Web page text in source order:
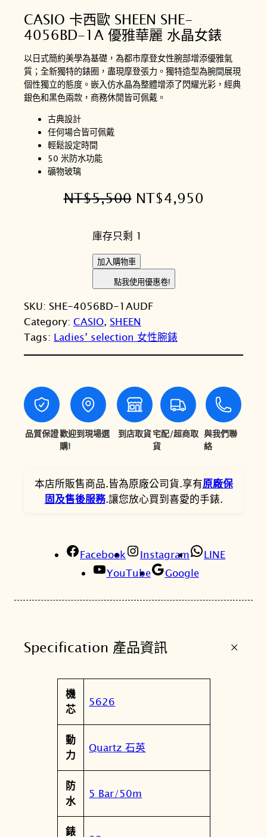
CASIO 卡西歐 SHEEN SHE-
4056BD-1A 優雅華麗 水晶女錶
以日式簡約美學為基礎，為都市摩登女性腕部增添優雅氣
質；全新獨特的錶圈，盡現摩登張力。獨特造型為腕間展現
個性獨立的態度。嵌入仿水晶為整體增添了閃耀光彩，經典
銀色和黑色兩款，商務休閒皆可佩戴。
古典設計
任何場合皆可佩戴
輕鬆設定時間
50 米防水功能
礦物玻璃
NT$5,500 原
價
格
：
N
T
$
,
5
0
NT$4,950
9
5
0
庫存只剩 1
C
S
I
O
卡
西
S
H
E
H
E
-
5
6
D
A
雅
麗
水
女
錶
數
量
加入購物車
點我使用優惠卷!
SKU: SHE-4056BD-1AUDF
Category: CASIO, SHEEN
Tags: Ladies’ selection 女性腕錶
品質保證歡迎到現場選
購!
到店取貨宅配/超商取
貨
與我們聯
絡
本店所販售商品.皆為原廠公司貨.享有原廠保
固及售後服務.讓您放心買到喜愛的手錶.
Facebook Instagram
LINE
YouTube
Google
Specification 產品資訊 +
屬
性
值
機
芯
5626
動
力
Quartz 石英
防
水
5 Bar/50m
錶